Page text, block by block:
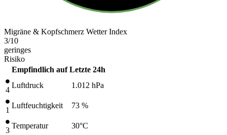
Migräne & Kopfschmerz Wetter Index
3/10
geringes
Risiko
Empfindlich auf Letzte 24h
4
Luftdruck 1.012 hPa
1
Luftfeuchtigkeit 73 %
3
Temperatur 30°C